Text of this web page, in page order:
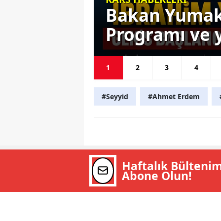
Bakan
Programı
1 2 3 4
#Seyyid #Ahmet Erdem
Haftalık
Abone Olun!